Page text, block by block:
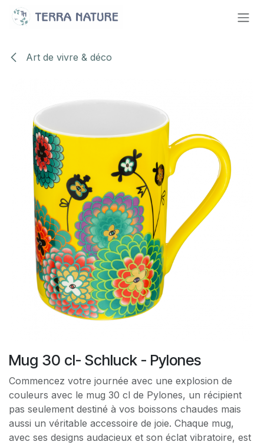
Se rendre au contenu
Art de vivre & déco
Mug 30 cl- Schluck - Pylones
Commencez votre journée avec une explosion de
couleurs avec le mug 30 cl de Pylones, un récipient
pas seulement destiné à vos boissons chaudes mais
aussi un véritable accessoire de joie. Chaque mug,
avec ses designs audacieux et son éclat vibratoire, est